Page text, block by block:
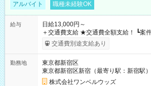
アルバイト 職種未経験OK
給与
日給13,000円～
＋交通費支給 ★交通費全額支給！ ┗案件により規定あり ★日払
いOK！（規定あり） ┗働いたその日に
ンビニATMから 日払い分を引き落とせます！ 【試用
交通費別途支給あり
勤務地
東京都新宿区
東京都新宿区新宿（最寄り駅：新宿駅）
株式会社ワンベルウッズ